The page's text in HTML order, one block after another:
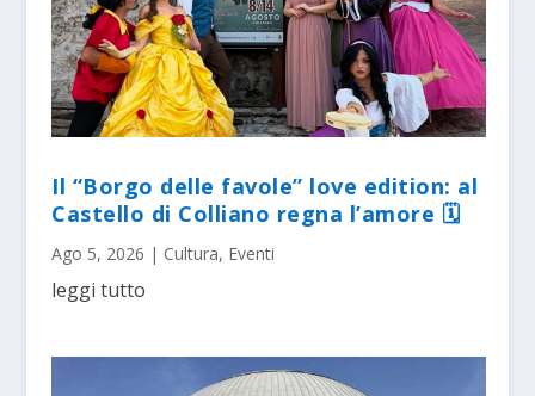
Il “Borgo delle favole” love edition: al
Castello di Colliano regna l’amore 🗓
Ago 5, 2026 | Cultura, Eventi
leggi tutto